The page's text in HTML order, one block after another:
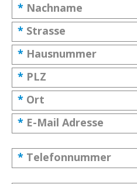
Nachname
*
Strasse
*
Hausnummer
*
PLZ
*
Ort
*
E-Mail Adresse
*
Telefonnummer
*